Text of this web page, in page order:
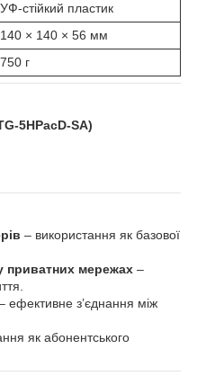
УФ-стійкий пластик
140 × 140 × 56 мм
750 г
5HPacD-SA)
– використання як базової
приватних мережах –
ефективне з’єднання між
як абонентського